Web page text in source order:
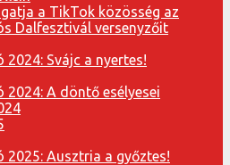
a TikTok közösség az
Dalfesztivál versenyzőit
2024: Svájc a nyertes!
2024: A döntő esélyesei
2025: Ausztria a győztes!